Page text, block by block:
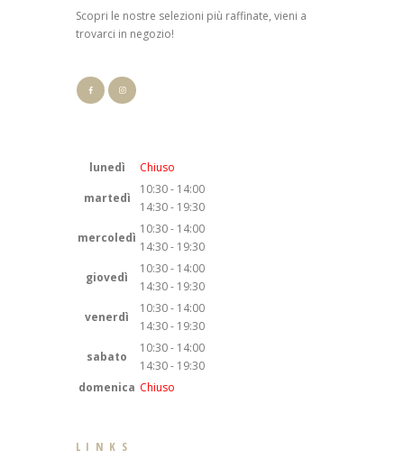
Scopri le nostre selezioni più raffinate, vieni a
trovarci in negozio!
lunedì
Chiuso
martedì
10:30 - 14:00
14:30 - 19:30
mercoledì
10:30 - 14:00
14:30 - 19:30
giovedì
10:30 - 14:00
14:30 - 19:30
venerdì
10:30 - 14:00
14:30 - 19:30
sabato
10:30 - 14:00
14:30 - 19:30
domenica Chiuso
LINKS